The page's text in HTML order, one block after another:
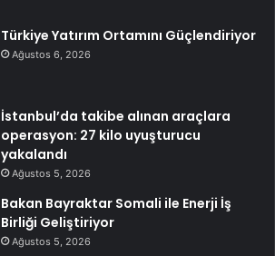
Türkiye Yatırım Ortamını Güçlendiriyor
Ağustos 6, 2026
İstanbul’da takibe alınan araçlara
operasyon: 27 kilo uyuşturucu
yakalandı
Ağustos 5, 2026
Bakan Bayraktar Somali ile Enerji İş
Birliği Geliştiriyor
Ağustos 5, 2026